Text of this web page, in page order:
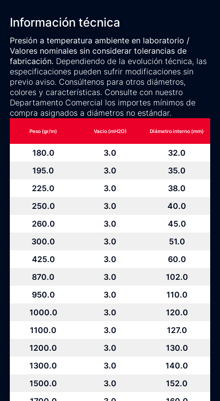
Información técnica
Presión a temperatura ambiente en laboratorio /
Valores nominales sin considerar tolerancias de
fabricación. Dependiendo de la evolución técnica, las
especificaciones pueden sufrir modificaciones sin
previo aviso. Consúltenos para otros diámetros,
colores y características. Consulte con nuestro
Departamento Comercial los importes mínimos de
compra asignados a diámetros no estándar.
Peso (gr/m) Vacío (mH2O) Diámetro interno (mm)
180.0 3.0
32.0
195.0
3.0
35.0
225.0
3.0
38.0
250.0
3.0
40.0
260.0
3.0
45.0
300.0
3.0
51.0
425.0
3.0
60.0
870.0
3.0
102.0
950.0
3.0
110.0
1000.0
3.0
120.0
1100.0
3.0
127.0
1200.0
3.0
130.0
1300.0
3.0
140.0
1500.0
3.0
152.0